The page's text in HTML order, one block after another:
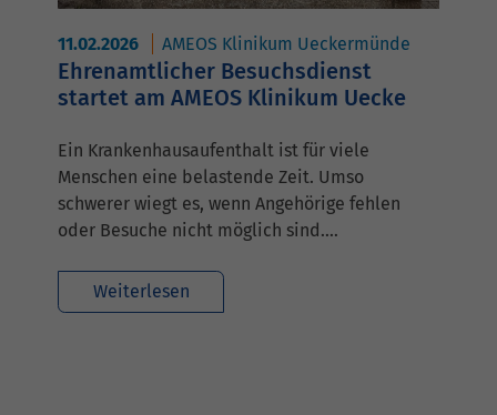
11.02.2026 AMEOS Klinikum Ueckermünde
Ehrenamtlicher Besuchsdienst
startet am AMEOS Klinikum Uecke
Ein Krankenhausaufenthalt ist für viele
Menschen eine belastende Zeit. Umso
schwerer wiegt es, wenn Angehörige fehlen
oder Besuche nicht möglich sind.…
Weiterlesen